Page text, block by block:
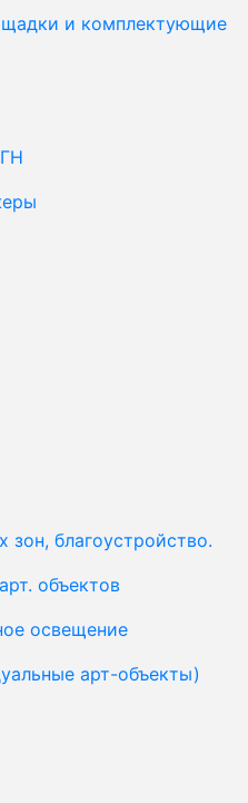
и комплектующие
благоустройство.
объектов
освещение
арт-объекты)